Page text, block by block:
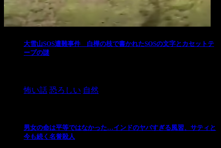
大雪山SOS遭難事件 白樺の枝で書かれたSOSの文字とカセットテ
ープの謎
怖い話 恐ろしい 自然
男女の命は平等ではなかった…インドのヤバすぎる風習、サティと
今も続く名誉殺人